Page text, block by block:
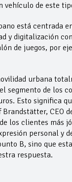
vehículo de este
está centrada
y digitalización
de juegos, por
urbana
segmento de los
Esto significa
CEO
los clientes más
personal y
B, sino que
respuesta.